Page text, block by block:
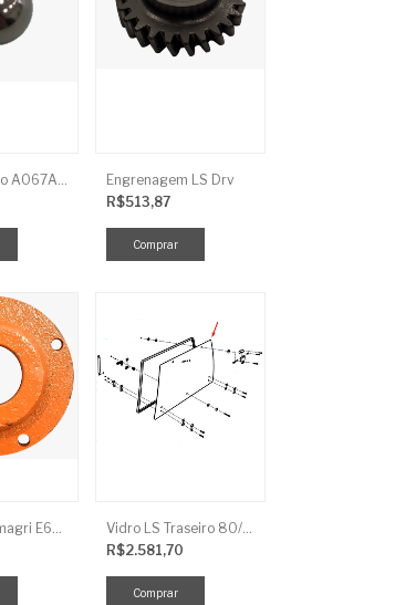
Esfera LS Aço A067A006
Engrenagem LS Drv
R$513,87
Mancal Incomagri E600
Vidro LS Traseiro 80/90/100
R$2.581,70